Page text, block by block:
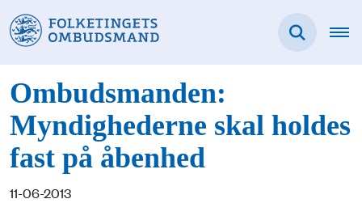
Ombudsmanden:
Myndighederne skal holdes
fast på åbenhed
11-06-2013